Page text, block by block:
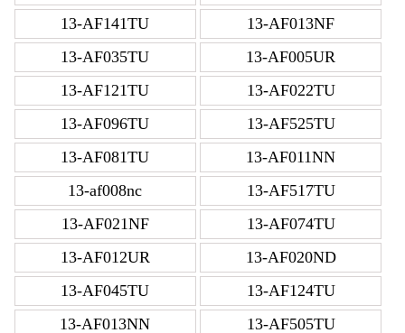
13-AF141TU
13-AF013NF
13-AF035TU
13-AF005UR
13-AF121TU
13-AF022TU
13-AF096TU
13-AF525TU
13-AF081TU
13-AF011NN
13-af008nc
13-AF517TU
13-AF021NF
13-AF074TU
13-AF012UR
13-AF020ND
13-AF045TU
13-AF124TU
13-AF013NN
13-AF505TU